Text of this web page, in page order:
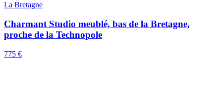
La Bretagne
Charmant Studio meublé, bas de la Bretagne,
proche de la Technopole
775 €